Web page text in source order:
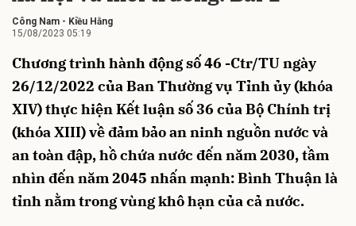
Công Nam - Kiều Hằng
15/08/2023 05:19
Chương trình hành động số 46 -Ctr/TU ngày
26/12/2022 của Ban Thường vụ Tỉnh ủy (khóa
XIV) thực hiện Kết luận số 36 của Bộ Chính trị
(khóa XIII) về đảm bảo an ninh nguồn nước và
an toàn đập, hồ chứa nước đến năm 2030, tầm
nhìn đến năm 2045 nhấn mạnh: Bình Thuận là
tỉnh nằm trong vùng khô hạn của cả nước.